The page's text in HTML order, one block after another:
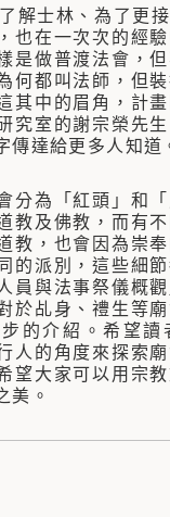
解士林、為了更
也在一次次的經
是做普渡法會，
何都叫法師，但
其中的眉角，計
究室的謝宗榮先
傳達給更多人知道
分為「紅頭」和
教及佛教，而有
教，也會因為崇
的派別，這些細
員與法事祭儀概
於乩身、禮生等
的介紹。希望讀
人的角度來探索
望大家可以用宗
美。